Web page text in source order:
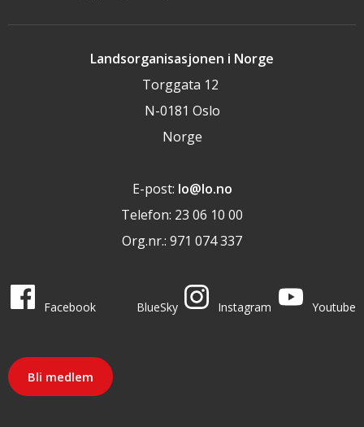
Landsorganisasjonen i Norge
Torggata 12
N-0181 Oslo
Norge
E-post: lo@lo.no
Telefon: 23 06 10 00
Org.nr.: 971 074 337
LO i sosiale medier
Facebook
BlueSky
Instagram
Youtube
Bli medlem